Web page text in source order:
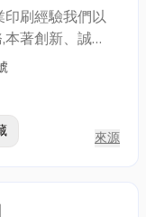
印刷經驗我們以
本著創新、誠
省顧客寶貴的
,我們擁有最專
洽。
來源